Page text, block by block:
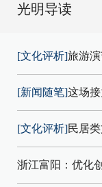
光明导读
[文化评析]旅游
[新闻随笔]这场
[文化评析]民居
浙江富阳：优化